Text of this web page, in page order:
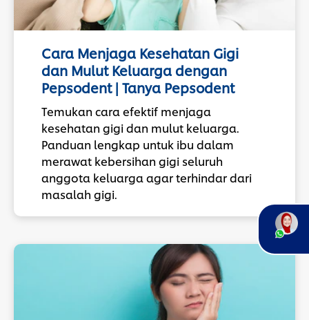
Cara Menjaga Kesehatan Gigi
dan Mulut Keluarga dengan
Pepsodent | Tanya Pepsodent
Temukan cara efektif menjaga
kesehatan gigi dan mulut keluarga.
Panduan lengkap untuk ibu dalam
merawat kebersihan gigi seluruh
anggota keluarga agar terhindar dari
masalah gigi.